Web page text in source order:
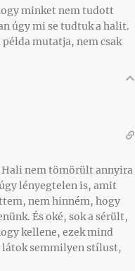
minket nem tudott
úgy mi se tudtuk a halit.
mutatja, nem csak
Hali nem tömörült annyira
lényegtelen is, amit
nem hinném, hogy
És oké, sok a sérült,
kellene, ezek mind
látok semmilyen stílust,